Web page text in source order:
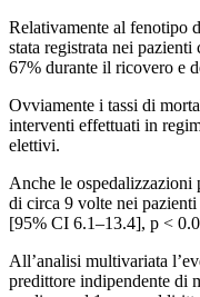
Relativamente al fenotipo
stata registrata nei
67% durante il ricovero e
Ovviamente i tassi di
interventi effettuati in
elettivi.
Anche le ospedalizzazioni
di circa 9 volte nei
[95% CI 6.1–13.4], p <
All’analisi multivariata
predittore indipendente di